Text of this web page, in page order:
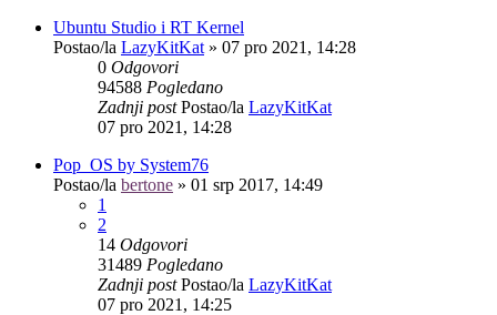
Ubuntu Studio i RT Kernel
Postao/la LazyKitKat » 07 pro 2021, 14:28
0 Odgovori
94588 Pogledano
Zadnji postPostao/la LazyKitKat
07 pro 2021, 14:28
Pop_OS by System76
Postao/la bertone » 01 srp 2017, 14:49
1
2
14 Odgovori
31489 Pogledano
Zadnji postPostao/la LazyKitKat
07 pro 2021, 14:25